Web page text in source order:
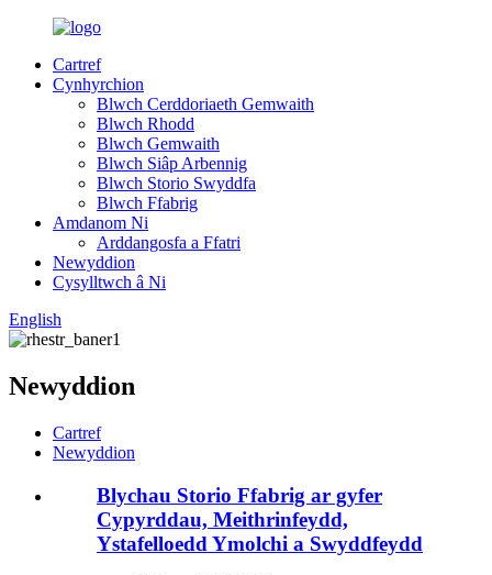
Cartref
Cynhyrchion
Blwch Cerddoriaeth Gemwaith
Blwch Rhodd
Blwch Gemwaith
Blwch Siâp Arbennig
Blwch Storio Swyddfa
Blwch Ffabrig
Amdanom Ni
Arddangosfa a Ffatri
Newyddion
Cysylltwch â Ni
English
Newyddion
Cartref
Newyddion
Blychau Storio Ffabrig ar gyfer
Cypyrddau, Meithrinfeydd,
Ystafelloedd Ymolchi a Swyddfeydd